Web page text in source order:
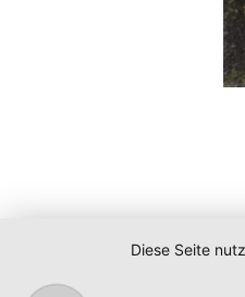
Diese Seite